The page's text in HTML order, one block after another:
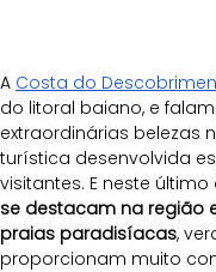
A Costa do
do litoral baiano, e
extraordinárias belezas
turística desenvolvida
visitantes. E neste último
se destacam na região
praias paradisíacas,
proporcionam muito